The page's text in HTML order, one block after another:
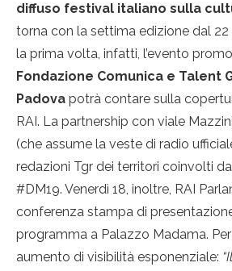
diffuso festival italiano sulla
torna con la settima edizione dal
la prima volta, infatti, l’evento
Fondazione Comunica e Talent
Padova potrà contare sulla
RAI. La partnership con viale
(che assume la veste di radio
redazioni Tgr dei territori coinvolti
#DM19. Venerdì 18, inoltre, RAI
conferenza stampa di
programma a Palazzo Madama.
aumento di visibilità esponenziale: